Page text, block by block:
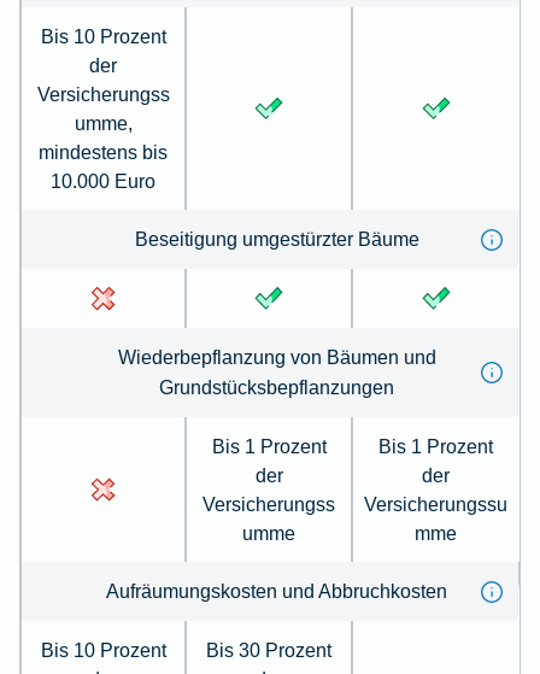
Bis 10 Prozent
der
Versicherungss
umme,
mindestens bis
10.000 Euro
Beseiti­gung umge­stürzter Bäume
Wieder­be­pflanzung von Bäumen und
Grundstücksbepflanzungen
Bis 1 Prozent
der
Versicherungss
umme
Bis 1 Prozent
der
Versicherungssu
mme
Auf­räumungskosten und Ab­bruch­kosten
Bis 10 Prozent
Bis 30 Prozent